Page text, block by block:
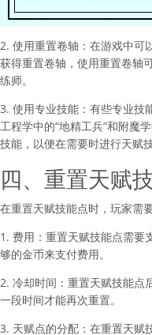
2. 使用重置卷轴：在游戏中可
获得重置卷轴，使用重置卷轴
练师。
3. 使用专业技能：有些专业技
工程学中的“地精工兵”和附魔
技能，以便在需要时进行天赋
四、重置天赋
在重置天赋技能点时，玩家需
1. 费用：重置天赋技能点需要
够的金币来支付费用。
2. 冷却时间：重置天赋技能点
一段时间才能再次重置。
3. 天赋点的分配：在重置天赋